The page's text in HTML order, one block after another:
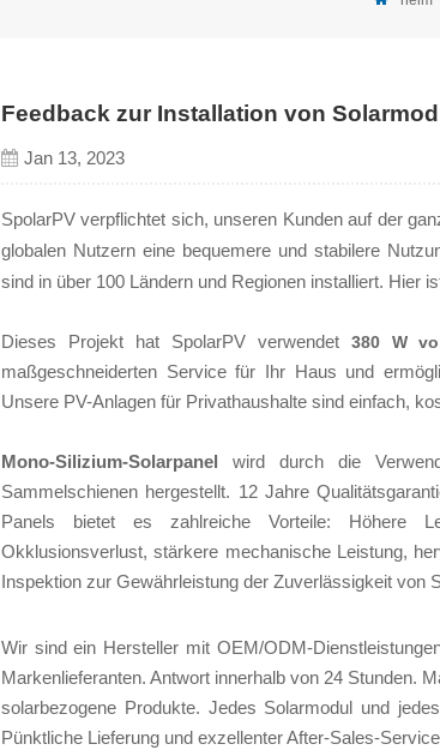
Feedback zur Installation von
Jan 13, 2023
SpolarPV verpflichtet sich, unseren Kunden auf der
globalen Nutzern eine bequemere und stabilere
sind in über 100 Ländern und Regionen installiert. Hier
Dieses Projekt hat SpolarPV verwendet 380 W
maßgeschneiderten Service für Ihr Haus und
Unsere PV-Anlagen für Privathaushalte sind einfach,
Mono-Silizium-Solarpanel wird durch die
Sammelschienen hergestellt. 12 Jahre
Panels bietet es zahlreiche Vorteile: Höhere
Okklusionsverlust, stärkere mechanische Leistung,
Inspektion zur Gewährleistung der Zuverlässigkeit von
Wir sind ein Hersteller mit OEM/ODM-
Markenlieferanten. Antwort innerhalb von 24 Stunden.
solarbezogene Produkte. Jedes Solarmodul und
Pünktliche Lieferung und exzellenter After-Sales-